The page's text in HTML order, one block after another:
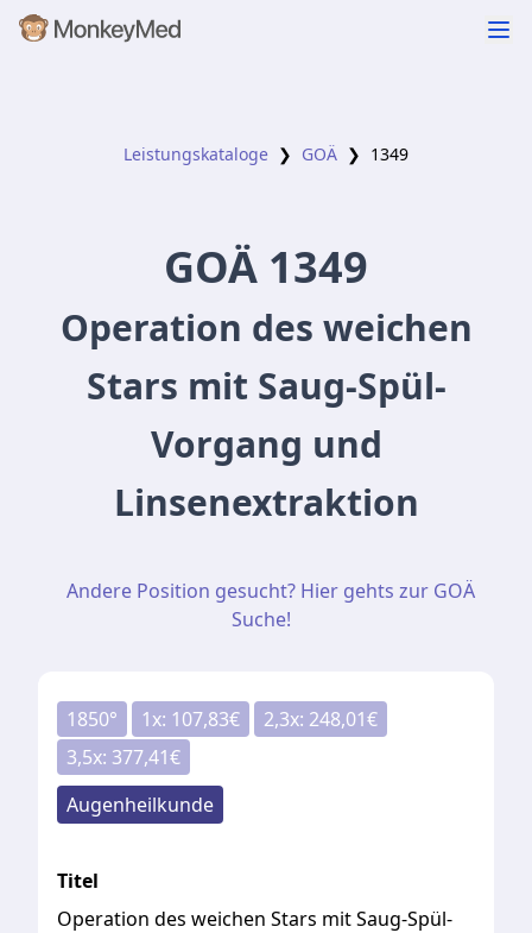
Leistungskataloge ❯ GOÄ ❯ 1349
GOÄ 1349
Operation des weichen
Stars mit Saug-Spül-
Vorgang und
Linsenextraktion
Andere Position gesucht? Hier gehts zur GOÄ
Suche!
1850° 1x: 107,83€ 2,3x: 248,01€
3,5x: 377,41€
Augenheilkunde
Titel
Operation des weichen Stars mit Saug-Spül-